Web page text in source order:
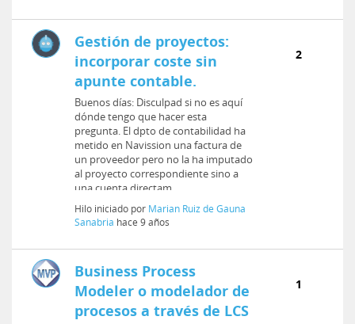
Gestión de proyectos:
incorporar coste sin
apunte contable.
Buenos días: Disculpad si no es aquí
dónde tengo que hacer esta
pregunta. El dpto de contabilidad ha
metido en Navission una factura de
un proveedor pero no la ha imputado
al proyecto correspondiente sino a
una cuenta directam...
Hilo iniciado por Marian Ruiz de Gauna
Sanabria hace 9 años
2
Business Process
Modeler o modelador de
procesos a través de LCS
1